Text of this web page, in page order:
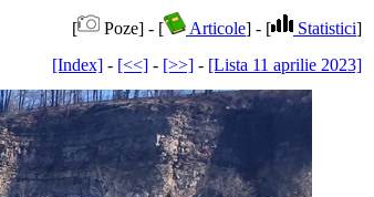
[ Poze] - [ Articole] - [ Statistici]
[Index] - [<<] - [>>] - [Lista 11 aprilie 2023]